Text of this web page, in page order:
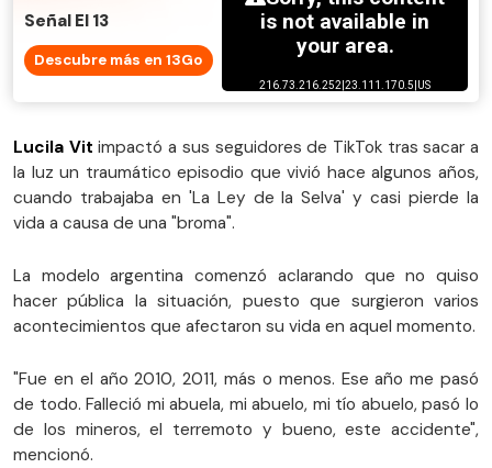
Señal El 13
Descubre más en 13Go
Lucila Vit impactó a sus seguidores de TikTok tras sacar a
la luz un traumático episodio que vivió hace algunos años,
cuando trabajaba en 'La Ley de la Selva' y casi pierde la
vida a causa de una "broma".
La modelo argentina comenzó aclarando que no quiso
hacer pública la situación, puesto que surgieron varios
acontecimientos que afectaron su vida en aquel momento.
"Fue en el año 2010, 2011, más o menos. Ese año me pasó
de todo. Falleció mi abuela, mi abuelo, mi tío abuelo, pasó lo
de los mineros, el terremoto y bueno, este accidente",
mencionó.